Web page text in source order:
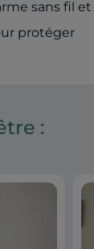
sans fil et
protéger
: